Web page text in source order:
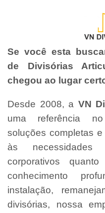
Se você esta
de Divisórias
chegou ao lugar
Desde 2008, a VN
uma referência
soluções completas
às
corporativos
conhecimento
instalação,
divisórias, nossa